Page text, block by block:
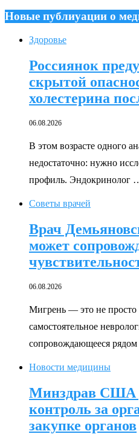
Новые публиуации о
Здоровье
Россиянок
скрытой
холестерина
06.08.2026
В этом возрасте одного
недостаточно: нужно
профиль. Эндокринолог
Советы врачей
Врач
может
06.08.2026
Мигрень — это не просто
самостоятельное
сопровождающееся
Новости медицины
Минздрав США
контроль за
закупке органов